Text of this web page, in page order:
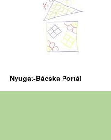
Nyugat-Bácska Portál